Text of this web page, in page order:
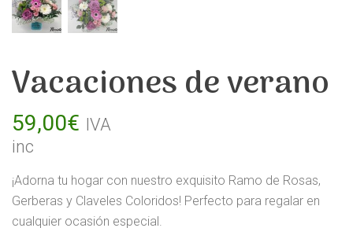
Vacaciones de verano
59,00€ IVA
inc
¡Adorna tu hogar con nuestro exquisito Ramo de Rosas,
Gerberas y Claveles Coloridos! Perfecto para regalar en
cualquier ocasión especial.